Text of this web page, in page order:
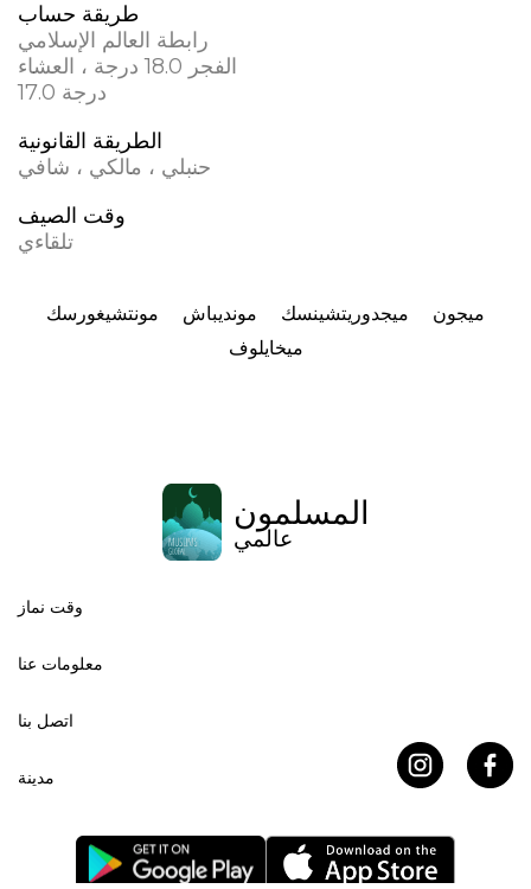
طريقة حساب
رابطة العالم الإسلامي
الفجر 18.0 درجة ، العشاء
17.0 درجة
الطريقة القانونية
حنبلي ، مالكي ، شافي
وقت الصيف
تلقاءي
مونتشيغورسك مونديباش ميجدوريتشينسك
ميجون
ميخايلوف
المسلمون
عالمي
وقت نماز
معلومات عنا
اتصل بنا
مدينة